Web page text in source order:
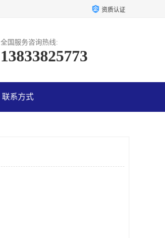
资质认证
全国服务咨询热线:
13833825773
联系方式